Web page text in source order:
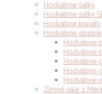
Hodvábne šatky
Hodvábne šatky
Hodvábne kravaty
Hodvábne
Hodvábne
Hodvábne
Hodvábne
Hodvábne
Hodvábne
Zimné šále z